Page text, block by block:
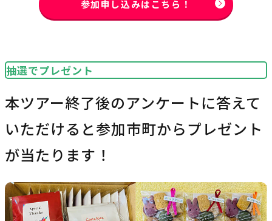
参加申し込みはこちら！
抽選でプレゼント
本ツアー終了後のアンケートに答えて
いただけると参加市町からプレゼント
が当たります！